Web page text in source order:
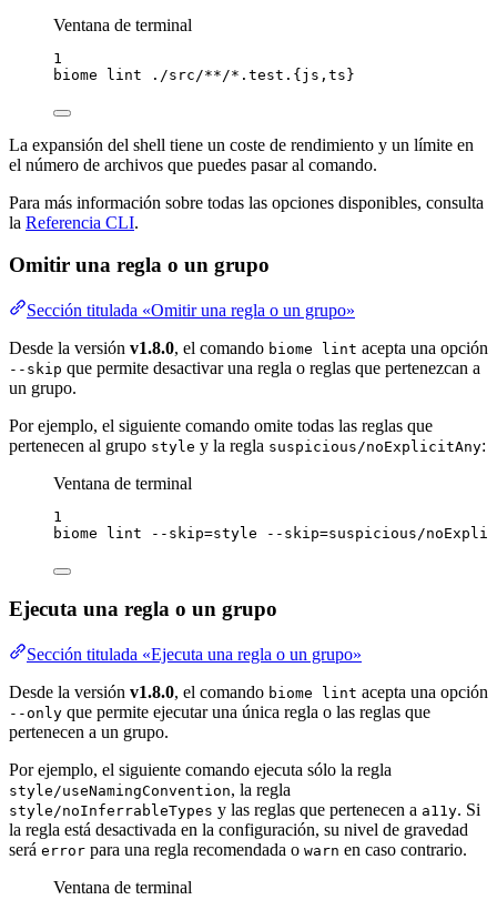
Ventana de terminal
1
biome
lint ./src/** /* .test.{js,ts}
La expansión del shell tiene un coste de rendimiento y un límite en
el número de archivos que puedes pasar al comando.
Para más información sobre todas las opciones disponibles, consulta
la Referencia CLI.
Omitir una regla o un grupo
Sección titulada «Omitir una regla o un grupo»
Desde la versión v1.8.0, el comando biome lint acepta una opción
--skip que permite desactivar una regla o reglas que pertenezcan a
un grupo.
Por ejemplo, el siguiente comando omite todas las reglas que
pertenecen al grupo style y la regla suspicious/noExplicitAny:
Ventana de terminal
1
biome
lint --skip=style --skip=suspicious/
Ejecuta una regla o un grupo
Sección titulada «Ejecuta una regla o un grupo»
Desde la versión v1.8.0, el comando biome lint acepta una opción
--only que permite ejecutar una única regla o las reglas que
pertenecen a un grupo.
Por ejemplo, el siguiente comando ejecuta sólo la regla
style/useNamingConvention, la regla
style/noInferrableTypes y las reglas que pertenecen a a11y. Si
la regla está desactivada en la configuración, su nivel de gravedad
será error para una regla recomendada o warn en caso contrario.
Ventana de terminal